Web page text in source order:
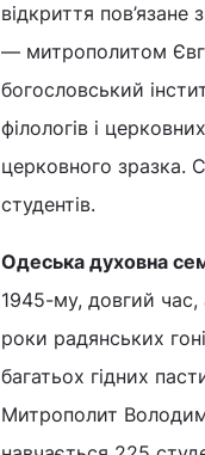
відкриття
— митрополитом
богословський
філологів і
церковного зразка.
студентів.
Одеська духовна
1945-му, довгий
роки радянських
багатьох гідних
Митрополит